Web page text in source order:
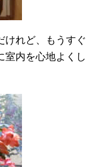
けれど、もうすぐ
室内を心地よくし